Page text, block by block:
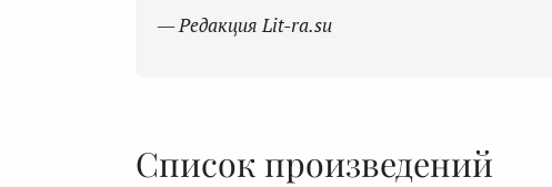
— Редакция Lit-ra.su
Список произведений